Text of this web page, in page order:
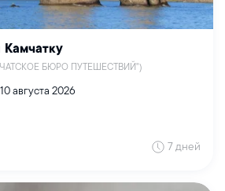
Камчатку
БЮРО ПУТЕШЕСТВИЙ")
10 августа 2026
7 дней